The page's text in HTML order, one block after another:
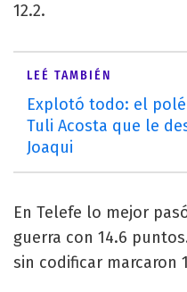
12.2.
LEÉ TAMBIÉN
Explotó todo: el
Tuli Acosta que le
Joaqui
En Telefe lo mejor
guerra con 14.6
sin codificar marcaron